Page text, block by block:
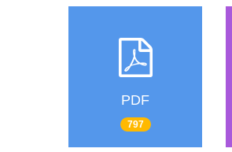
PDF
797